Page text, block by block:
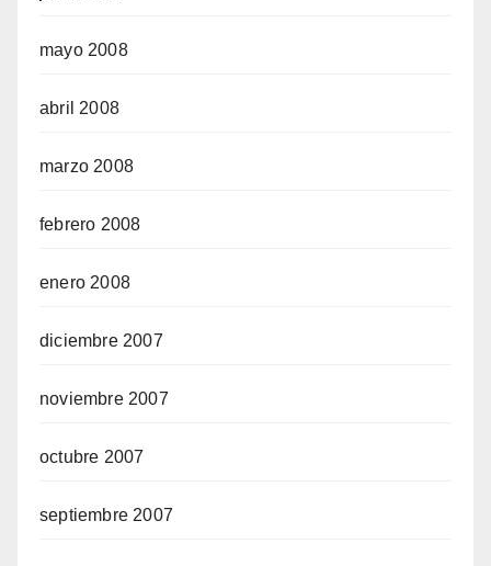
mayo 2008
abril 2008
marzo 2008
febrero 2008
enero 2008
diciembre 2007
noviembre 2007
octubre 2007
septiembre 2007